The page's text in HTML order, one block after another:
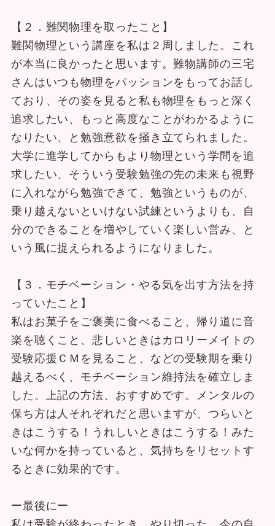
【２．難関物理を取ったこと】
難関物理という講座を私は２周しました。これ
が本当に良かったと思います。難物講師の三宅
さんはいつも物理をパッションをもってお話し
ており、その姿を見ると私も物理をもっと深く
追求したい、もっと高度なことがわかるように
なりたい、と勉強意欲を掻き立てられました。
大学に進学してからもより物理という学問を追
求したい、そういう受験勉強の先の未来も視野
に入れながら勉強できて、勉強というものが、
乗り越えないといけない試練というよりも、自
分のできることを増やしていく楽しい営み、と
いう風に捉えられるようになりました。
【３．モチベーション・やる気を出す方法を持
っていたこと】
私はお菓子をご褒美に食べること、帰り道に音
楽を聴くこと、悲しいときはカロリーメイトの
受験応援ＣＭを見ること、などの受験期を乗り
越えるべく、モチベーション維持法を確立しま
した。上記の方法、おすすめです。メンタルの
保ち方は人それぞれだと思いますが、つらいと
きはこうする！うれしいときはこうする！みた
いな何かを持っていると、気持ちをリセットす
るときに効果的です。
ー最後にー